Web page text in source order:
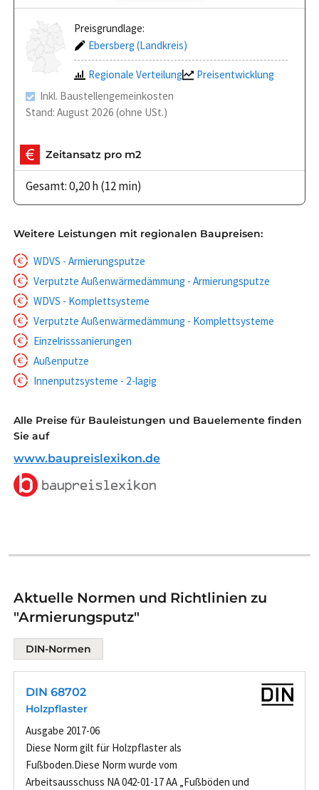
Preisgrundlage:
Ebersberg (Landkreis)
Regionale Verteilung
Preisentwicklung
Inkl. Baustellengemeinkosten
Stand: August 2026 (ohne USt.)
Zeitansatz pro m2
Gesamt: 0,20 h (12 min)
Weitere Leistungen mit regionalen Baupreisen:
WDVS - Armierungsputze
Verputzte Außenwärmedämmung - Armierungsputze
WDVS - Komplettsysteme
Verputzte Außenwärmedämmung - Komplettsysteme
Einzelrisssanierungen
Außenputze
Innenputzsysteme - 2-lagig
Alle Preise für Bauleistungen und Bauelemente finden
Sie auf
www.baupreislexikon.de
Aktuelle Normen und Richtlinien zu
"Armierungsputz"
DIN-Normen
DIN 68702
Holzpflaster
Ausgabe 2017-06
Diese Norm gilt für Holzpflaster als
Fußboden.Diese Norm wurde vom
Arbeitsausschuss NA 042-01-17 AA „Fußböden und